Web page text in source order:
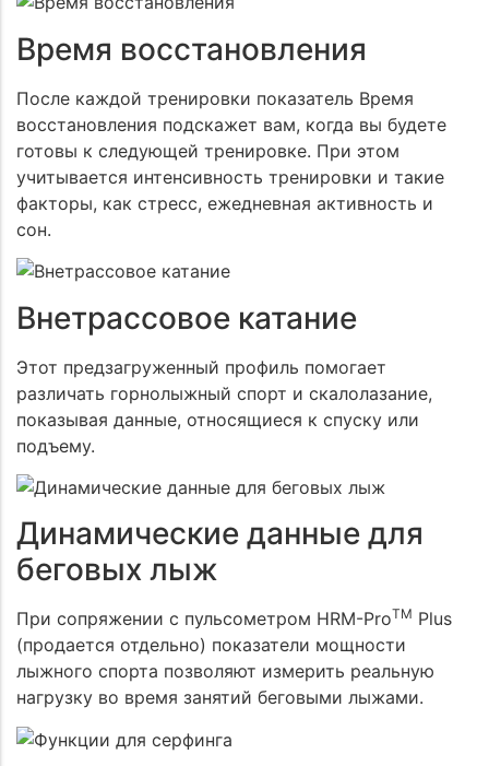
Время восстановления
После каждой тренировки показатель Время
восстановления подскажет вам, когда вы будете
готовы к следующей тренировке. При этом
учитывается интенсивность тренировки и такие
факторы, как стресс, ежедневная активность и
сон.
Внетрассовое катание
Этот предзагруженный профиль помогает
различать горнолыжный спорт и скалолазание,
показывая данные, относящиеся к спуску или
подъему.
Динамические данные для
беговых лыж
При сопряжении с пульсометром HRM-ProTM Plus
(продается отдельно) показатели мощности
лыжного спорта позволяют измерить реальную
нагрузку во время занятий беговыми лыжами.